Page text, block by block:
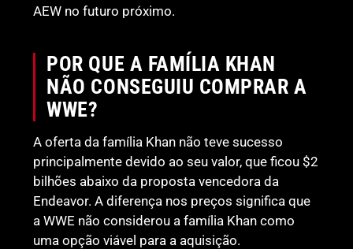
AEW no futuro próximo.
POR QUE A FAMÍLIA KHAN
NÃO CONSEGUIU COMPRAR A
WWE?
A oferta da família Khan não teve sucesso
principalmente devido ao seu valor, que ficou $2
bilhões abaixo da proposta vencedora da
Endeavor. A diferença nos preços significa que
a WWE não considerou a família Khan como
uma opção viável para a aquisição.